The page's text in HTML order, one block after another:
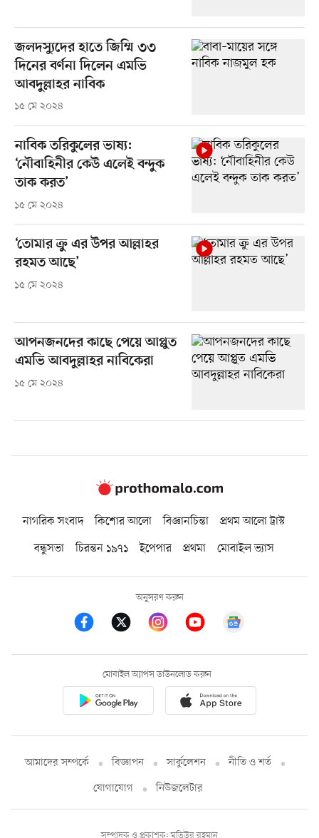
জলদস্যুদের হাতে জিম্মি ৩৩
দিনের বর্ণনা দিলেন এমভি
আবদুল্লাহর নাবিক
১৫ মে ২০২৪
নাবিক তরিকুলের ভাষ্য:
‘নৌবাহিনীর কেউ এলেই বন্দুক
তাক করত’
১৫ মে ২০২৪
‘তোমার ক্রু এর উপর আল্লাহর
রহমত আছে’
১৫ মে ২০২৪
আপনজনদের কাছে পেয়ে আপ্লুত
এমভি আবদুল্লাহর নাবিকেরা
১৫ মে ২০২৪
নাগরিক সংবাদ কিশোর আলো বিজ্ঞানচিন্তা
প্রথম আলো ট্রাস্ট
বন্ধুসভা
চিরন্তন ১৯৭১ ইপেপার প্রথমা মোবাইল ভ্যাস
অনুসরণ করুন
মোবাইল অ্যাপস ডাউনলোড করুন
আমাদের সম্পর্কে বিজ্ঞাপন সার্কুলেশন
নীতি ও শর্ত
যোগাযোগ
নিউজলেটার
সম্পাদক ও প্রকাশক: মতিউর রহমান